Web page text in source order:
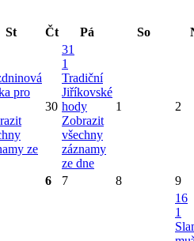
St Čt Pá So
pro
ze
30
31
1
Tradiční
Jiříkovské
hody
Zobrazit
všechny
záznamy
ze dne
1 2
6 7 8 9
16
1